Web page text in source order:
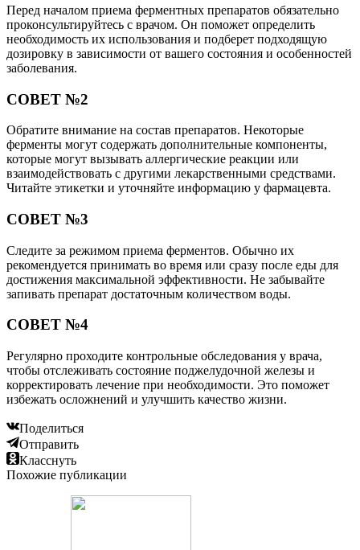
Перед началом приема ферментных препаратов обязательно
проконсультируйтесь с врачом. Он поможет определить
необходимость их использования и подберет подходящую
дозировку в зависимости от вашего состояния и особенностей
заболевания.
СОВЕТ №2
Обратите внимание на состав препаратов. Некоторые
ферменты могут содержать дополнительные компоненты,
которые могут вызывать аллергические реакции или
взаимодействовать с другими лекарственными средствами.
Читайте этикетки и уточняйте информацию у фармацевта.
СОВЕТ №3
Следите за режимом приема ферментов. Обычно их
рекомендуется принимать во время или сразу после еды для
достижения максимальной эффективности. Не забывайте
запивать препарат достаточным количеством воды.
СОВЕТ №4
Регулярно проходите контрольные обследования у врача,
чтобы отслеживать состояние поджелудочной железы и
корректировать лечение при необходимости. Это поможет
избежать осложнений и улучшить качество жизни.
Поделиться
Отправить
Класснуть
Похожие публикации